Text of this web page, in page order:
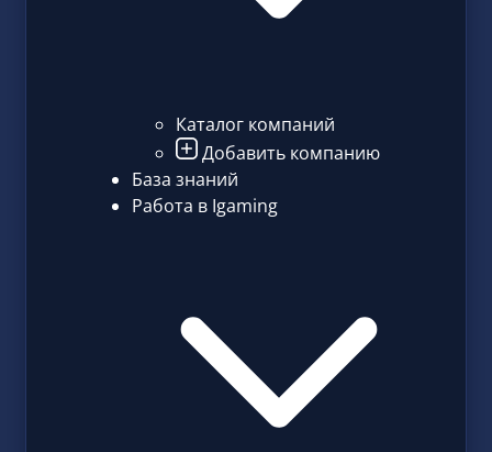
Каталог компаний
Добавить компанию
База знаний
Работа в Igaming